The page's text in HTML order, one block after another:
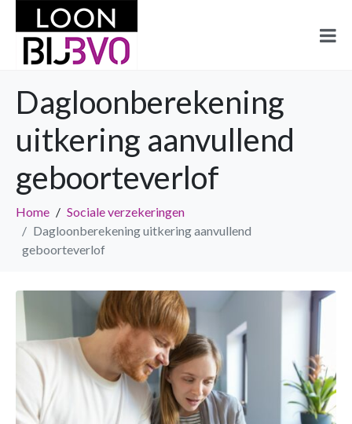
Dagloonberekening
uitkering aanvullend
geboorteverlof
Home
Sociale verzekeringen
Dagloonberekening uitkering aanvullend
geboorteverlof